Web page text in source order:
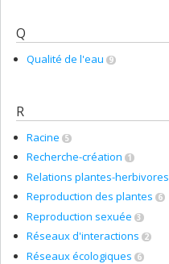
Q
Qualité de l'eau 9
R
Racine 5
Recherche-création 1
Relations plantes-herbivores
Reproduction des plantes 6
Reproduction sexuée 3
Réseaux d'interactions 2
Réseaux écologiques 6